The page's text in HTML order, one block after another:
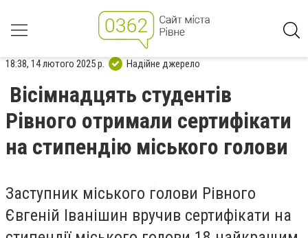
18:38, 14 лютого 2025 р. Надійне джерело
Вісімнадцять студентів
Рівного отримали сертифікати
на стипендію міського голови
Заступник міського голови Рівного
Євгеній Іванішин вручив сертифікати на